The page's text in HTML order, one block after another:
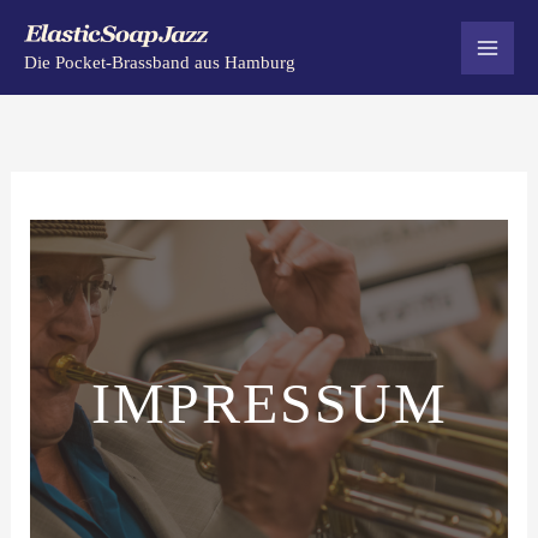
Inhalt
springen
Die Pocket-Brassband aus Hamburg
IMPRESSUM